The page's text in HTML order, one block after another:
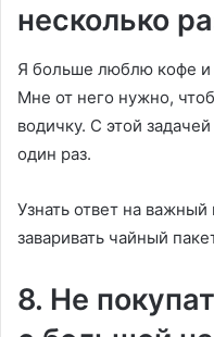
несколько
Я больше люблю кофе и
Мне от него нужно,
водичку. С этой
один раз.
Узнать ответ на
заваривать чайный
8. Не